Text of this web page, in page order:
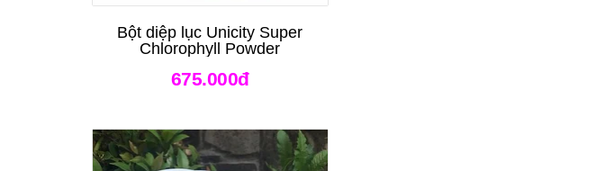
Bột diệp lục Unicity Super
Chlorophyll Powder
675.000đ